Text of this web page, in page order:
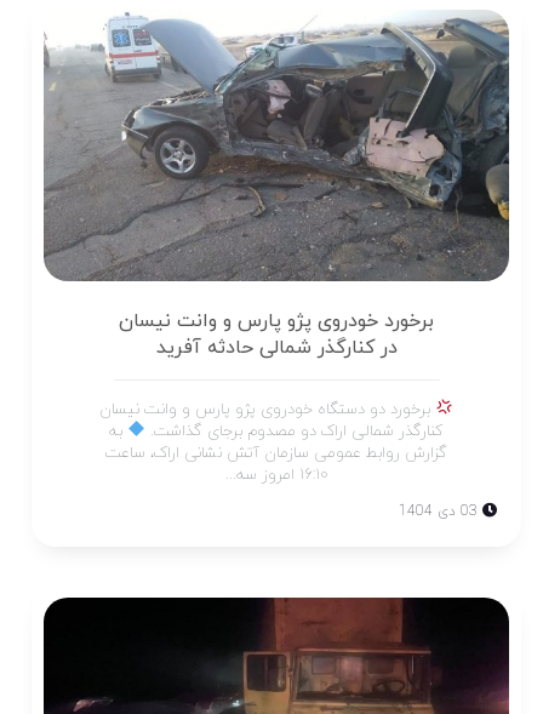
برخورد خودروی پژو پارس و وانت نیسان
در کنارگذر شمالی حادثه آفرید
برخورد دو دستگاه خودروی پژو پارس و وانت نیسان
کنارگذر شمالی اراک دو مصدوم برجای گذاشت.
به
گزارش روابط عمومی‌ سازمان آتش نشانی اراک، ساعت
۱۶:۱۰ امروز سه...
03 دی 1404